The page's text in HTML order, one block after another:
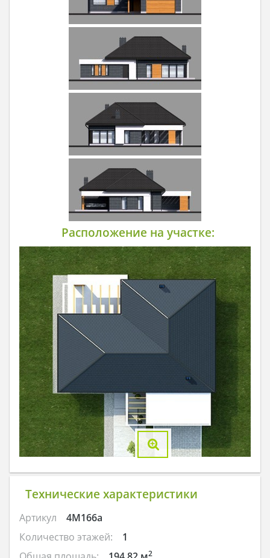
Расположение на участке:
Технические характеристики
Артикул
4M166a
Количество этажей:
1
2